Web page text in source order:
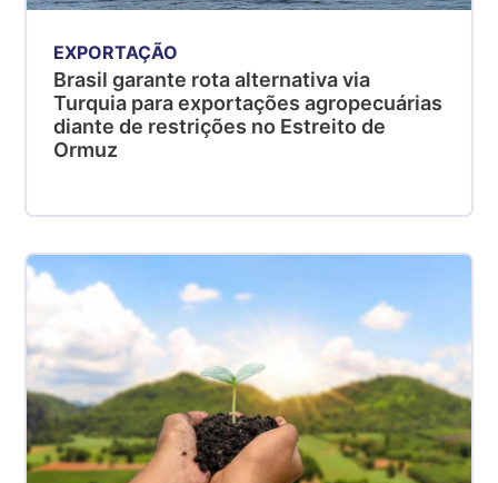
EXPORTAÇÃO
Brasil garante rota alternativa via
Turquia para exportações agropecuárias
diante de restrições no Estreito de
Ormuz